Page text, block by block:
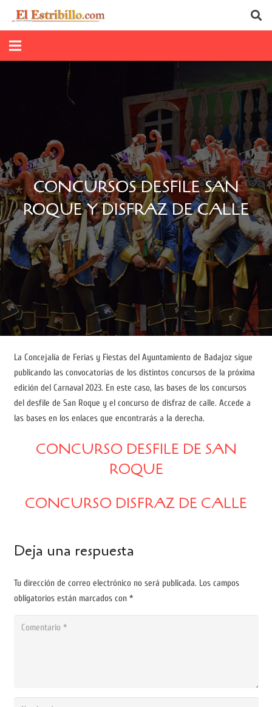
CONCURSOS DESFILE SAN
ROQUE Y DISFRAZ DE CALLE
La Concejalía de Ferias y Fiestas del Ayuntamiento de Badajoz sigue
publicando las convocatorias de los distintos concursos de la próxima
edición del Carnaval 2023. En este caso, las bases de los concursos
del desfile de San Roque y el concurso de disfraz de calle. Accede a
las bases en los enlaces que encontrarás a la derecha.
CONCURSO DESFILE DE SAN
ROQUE
CONCURSO DISFRAZ DE CALLE
Deja una respuesta
Tu dirección de correo electrónico no será publicada. Los campos
obligatorios están marcados con *